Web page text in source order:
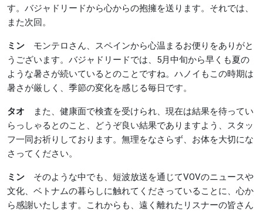
す。バジャドリードから心からの抱擁を送ります。それでは、
また次回。
ミン モンテロさん、スペインから心温まるお便りをありがと
うございます。バジャドリードでは、5月中旬から早くも夏の
ような暑さが続いているとのことですね。ハノイもこの時期は
暑さが厳しく、季節の変化を感じる毎日です。
タオ
また、健康面で検査を受けられ、現在は結果を待ってい
らっしゃるとのこと、どうぞ良い結果でありますよう、スタッ
フ一同お祈りしております。無理をなさらず、お体を大切にな
さってください。
ミン そのような中でも、短波放送を通じてVOVのニュースや
文化、ベトナムの暮らしに触れてくださっていることに、心か
ら感謝いたします。これからも、遠く離れたリスナーの皆さん